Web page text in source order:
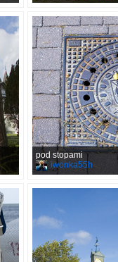
pod stopami
iwonka55h